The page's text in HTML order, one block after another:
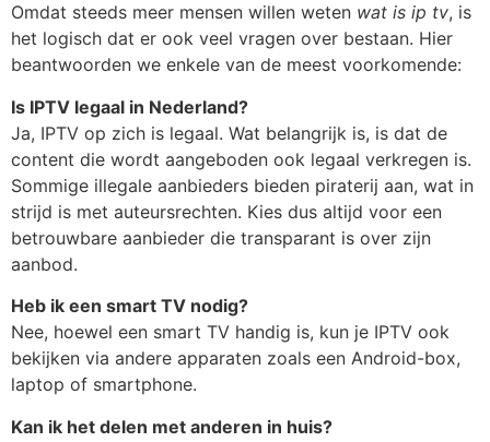
Omdat steeds meer mensen willen weten wat is ip tv, is
het logisch dat er ook veel vragen over bestaan. Hier
beantwoorden we enkele van de meest voorkomende:
Is IPTV legaal in Nederland?
Ja, IPTV op zich is legaal. Wat belangrijk is, is dat de
content die wordt aangeboden ook legaal verkregen is.
Sommige illegale aanbieders bieden piraterij aan, wat in
strijd is met auteursrechten. Kies dus altijd voor een
betrouwbare aanbieder die transparant is over zijn
aanbod.
Heb ik een smart TV nodig?
Nee, hoewel een smart TV handig is, kun je IPTV ook
bekijken via andere apparaten zoals een Android-box,
laptop of smartphone.
Kan ik het delen met anderen in huis?